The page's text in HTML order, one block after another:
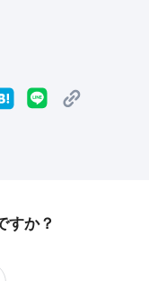
すか？